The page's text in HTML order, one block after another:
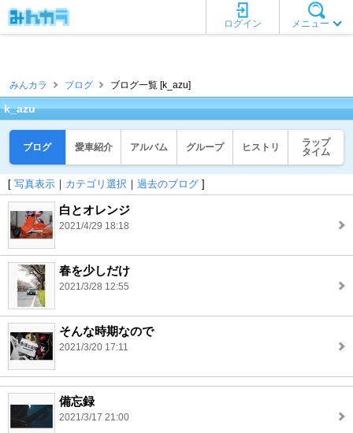
メニュー
ログイン
みんカラ ブログ ブログ一覧 [k_azu]
k_azu
ブログ 愛車紹介 アルバム グループ ヒストリ
ラップ
タイム
[ 写真表示 ｜ カテゴリ選択 ｜ 過去のブログ ]
白とオレンジ
2021/4/29 18:18
春を少しだけ
2021/3/28 12:55
そんな時期なので
2021/3/20 17:11
備忘録
2021/3/17 21:00